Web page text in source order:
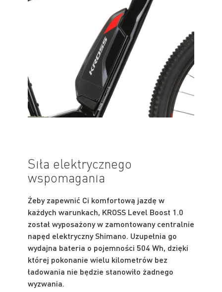
Siła elektrycznego
wspomagania
Żeby zapewnić Ci komfortową jazdę w
każdych warunkach, KROSS Level Boost 1.0
został wyposażony w zamontowany centralnie
napęd elektryczny Shimano. Uzupełnia go
wydajna bateria o pojemności 504 Wh, dzięki
której pokonanie wielu kilometrów bez
ładowania nie będzie stanowiło żadnego
wyzwania.